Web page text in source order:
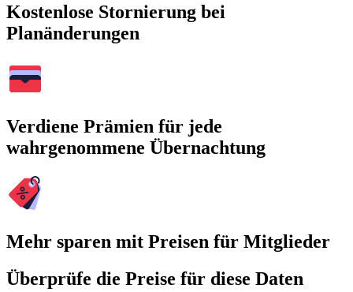
Kostenlose Stornierung bei
Planänderungen
Verdiene Prämien für jede
wahrgenommene Übernachtung
Mehr sparen mit Preisen für Mitglieder
Überprüfe die Preise für diese Daten